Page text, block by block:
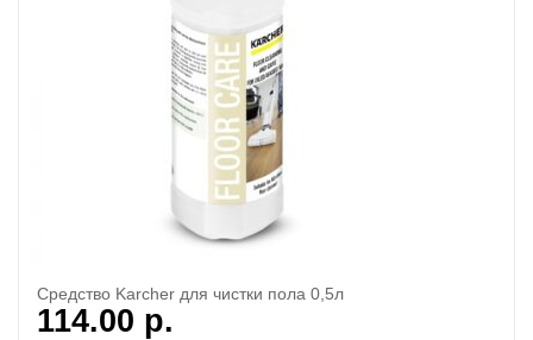
Cредство Karcher для чистки пола 0,5л
114.00 р.